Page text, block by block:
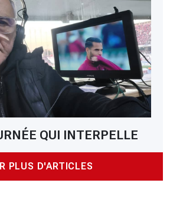
QUI INTERPELLE
PLUS D'ARTICLES